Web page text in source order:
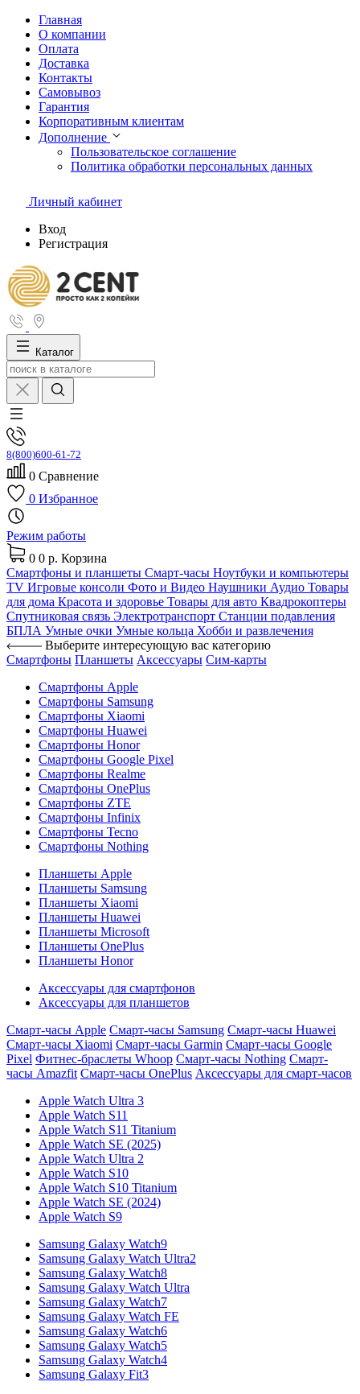
Главная
О компании
Оплата
Доставка
Контакты
Самовывоз
Гарантия
Корпоративным клиентам
Дополнение
Пользовательское соглашение
Политика обработки персональных данных
Личный кабинет
Вход
Регистрация
Каталог
8(800)600-61-72
0 Сравнение
0 Избранное
Режим работы
0 0 р. Корзина
Смартфоны и планшеты Смарт-часы Ноутбуки и компьютеры
TV Игровые консоли Фото и Видео Наушники Аудио Товары
для дома Красота и здоровье Товары для авто Квадрокоптеры
Спутниковая связь Электротранспорт Станции подавления
БПЛА Умные очки Умные кольца Хобби и развлечения
Выберите интересующую вас категорию
Смартфоны Планшеты Аксессуары Сим-карты
Смартфоны Apple
Смартфоны Samsung
Смартфоны Xiaomi
Смартфоны Huawei
Смартфоны Honor
Смартфоны Google Pixel
Смартфоны Realme
Смартфоны OnePlus
Смартфоны ZTE
Смартфоны Infinix
Смартфоны Tecno
Смартфоны Nothing
Планшеты Apple
Планшеты Samsung
Планшеты Xiaomi
Планшеты Huawei
Планшеты Microsoft
Планшеты OnePlus
Планшеты Honor
Аксессуары для смартфонов
Аксессуары для планшетов
Смарт-часы Apple Смарт-часы Samsung Смарт-часы Huawei
Смарт-часы Xiaomi Смарт-часы Garmin Смарт-часы Google
Pixel Фитнес-браслеты Whoop Смарт-часы Nothing Смарт-
часы Amazfit Смарт-часы OnePlus Аксессуары для смарт-часов
Apple Watch Ultra 3
Apple Watch S11
Apple Watch S11 Titanium
Apple Watch SE (2025)
Apple Watch Ultra 2
Apple Watch S10
Apple Watch S10 Titanium
Apple Watch SE (2024)
Apple Watch S9
Samsung Galaxy Watch9
Samsung Galaxy Watch Ultra2
Samsung Galaxy Watch8
Samsung Galaxy Watch Ultra
Samsung Galaxy Watch7
Samsung Galaxy Watch FE
Samsung Galaxy Watch6
Samsung Galaxy Watch5
Samsung Galaxy Watch4
Samsung Galaxy Fit3